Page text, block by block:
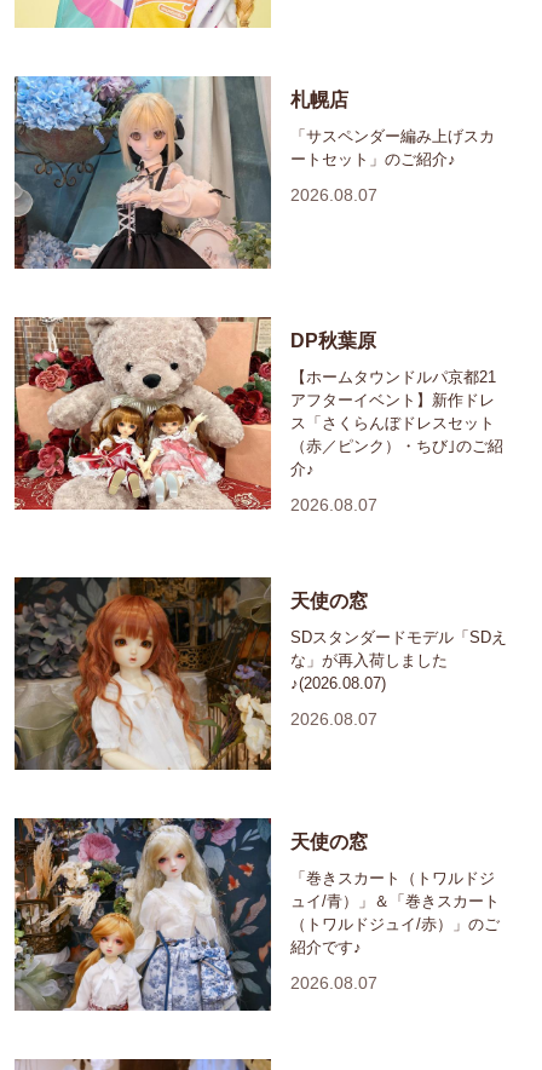
札幌店
「サスペンダー編み上げスカ
ートセット」のご紹介♪
2026.08.07
DP秋葉原
【ホームタウンドルパ京都21
アフターイベント】新作ドレ
ス「さくらんぼドレスセット
（赤／ピンク）・ちび｣のご紹
介♪
2026.08.07
天使の窓
SDスタンダードモデル「SDえ
な」が再入荷しました
♪(2026.08.07)
2026.08.07
天使の窓
「巻きスカート（トワルドジ
ュイ/青）」＆「巻きスカート
（トワルドジュイ/赤）」のご
紹介です♪
2026.08.07